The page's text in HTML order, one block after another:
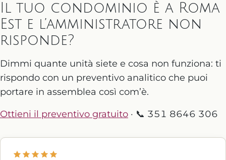
Il tuo condominio è a Roma
Est e l’amministratore non
risponde?
Dimmi quante unità siete e cosa non funziona: ti
rispondo con un preventivo analitico che puoi
portare in assemblea così com’è.
Ottieni il preventivo gratuito · 📞 351 8646 306